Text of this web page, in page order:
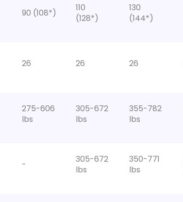
90 (108*)
110
(128*)
130
(144*)
26 26 26
275-606
lbs
305-672
lbs
355-782
lbs
-
305-672
lbs
350-771
lbs